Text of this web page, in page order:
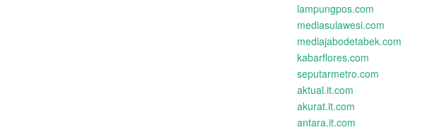
lampungpos.com
mediasulawesi.com
mediajabodetabek.com
kabarflores.com
seputarmetro.com
aktual.it.com
akurat.it.com
antara.it.com